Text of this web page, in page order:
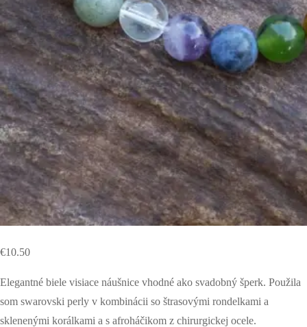
€10.50
Elegantné biele visiace náušnice vhodné ako svadobný šperk. Použila
som swarovski perly v kombinácii so štrasovými rondelkami a
sklenenými korálkami a s afroháčikom z chirurgickej ocele.